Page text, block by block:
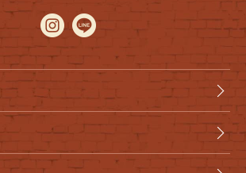
antique goods
vintage bicycle